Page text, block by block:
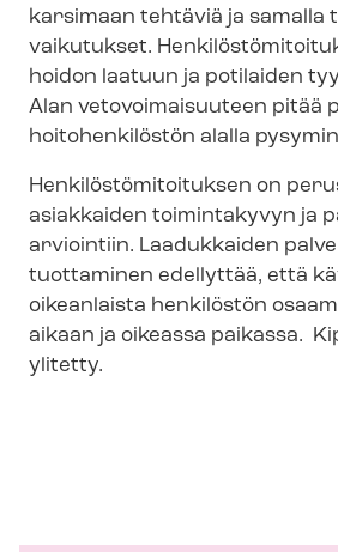
karsimaan tehtäviä ja samalla
vaikutukset.
hoidon laatuun ja potilaiden
Alan vetovoimaisuuteen pitää
hoitohenkilöstön alalla
Hen­ki­lös­tö­mi­toi­tuk­sen on
asiakkaiden toimintakyvyn ja
arviointiin. Laadukkaiden
tuottaminen edellyttää, että
oikeanlaista henkilöstön
aikaan ja oikeassa paikassa.
ylitetty.